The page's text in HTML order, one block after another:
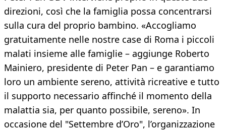
direzioni, così che la famiglia possa concentrarsi
sulla cura del proprio bambino. «Accogliamo
gratuitamente nelle nostre case di Roma i piccoli
malati insieme alle famiglie – aggiunge Roberto
Mainiero, presidente di Peter Pan – e garantiamo
loro un ambiente sereno, attività ricreative e tutto
il supporto necessario affinché il momento della
malattia sia, per quanto possibile, sereno». In
occasione del "Settembre d’Oro", l’organizzazione